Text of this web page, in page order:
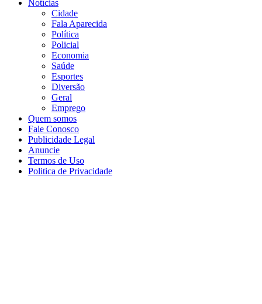
Notícias
Cidade
Fala Aparecida
Política
Policial
Economia
Saúde
Esportes
Diversão
Geral
Emprego
Quem somos
Fale Conosco
Publicidade Legal
Anuncie
Termos de Uso
Politica de Privacidade